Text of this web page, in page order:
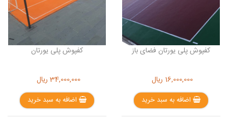
کفپوش پلی یورتان فضای باز
16,000,000 ریال
اضافه به سبد خرید
کفپوش پلی یورتان
34,000,000 ریال
اضافه به سبد خرید